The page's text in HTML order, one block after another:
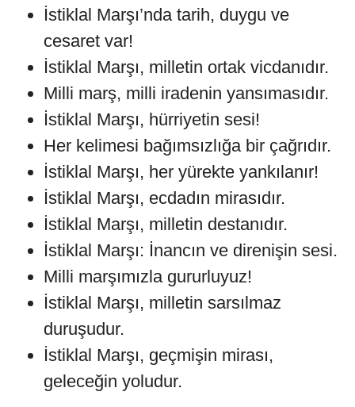
İstiklal Marşı’nda tarih, duygu ve
cesaret var!
İstiklal Marşı, milletin ortak vicdanıdır.
Milli marş, milli iradenin yansımasıdır.
İstiklal Marşı, hürriyetin sesi!
Her kelimesi bağımsızlığa bir çağrıdır.
İstiklal Marşı, her yürekte yankılanır!
İstiklal Marşı, ecdadın mirasıdır.
İstiklal Marşı, milletin destanıdır.
İstiklal Marşı: İnancın ve direnişin sesi.
Milli marşımızla gururluyuz!
İstiklal Marşı, milletin sarsılmaz
duruşudur.
İstiklal Marşı, geçmişin mirası,
geleceğin yoludur.